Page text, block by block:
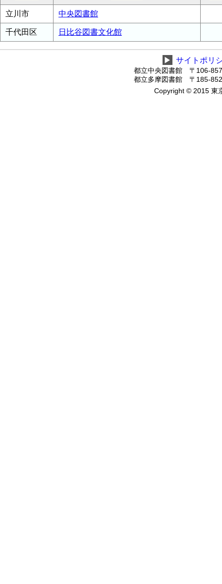
立川市 中央図書館
千代田区 日比谷図書文化館
▶ サイトポリ
都立中央図書館 〒106-
都立多摩図書館 〒185-
Copyright © 2015 東